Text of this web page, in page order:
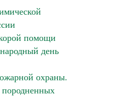
помощи
день
охраны.